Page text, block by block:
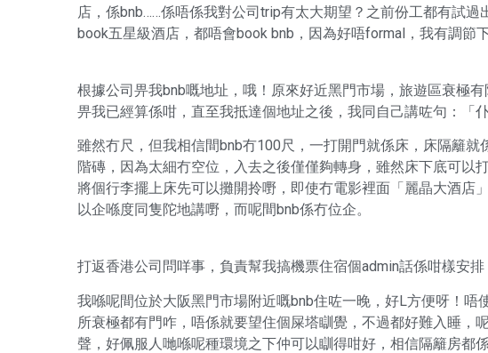
店，係bnb……係唔係我對公司trip有太大期望？之前份工都有試
book五星級酒店，都唔會book bnb，因為好唔formal，我有調節
根據公司畀我bnb嘅地址，哦！原來好近黑門市場，旅遊區衰極
畀我已經算係咁，直至我抵達個地址之後，我同自己講咗句：「
雖然冇尺，但我相信間bnb冇100尺，一打開門就係床，床隔籬
階磚，因為太細冇空位，入去之後僅僅夠轉身，雖然床下底可以
將個行李擺上床先可以攤開拎嘢，即使冇電影裡面「麗晶大酒店
以企喺度同隻陀地講嘢，而呢間bnb係冇位企。
打返香港公司問咩事，負責幫我搞機票住宿個admin話係咁樣安排
我喺呢間位於大阪黑門市場附近嘅bnb住咗一晚，好L方便呀！唔
所衰極都有門咋，唔係就要望住個屎塔瞓覺，不過都好難入睡，
聲，好佩服人哋喺呢種環境之下仲可以瞓得咁好，相信隔籬房都係